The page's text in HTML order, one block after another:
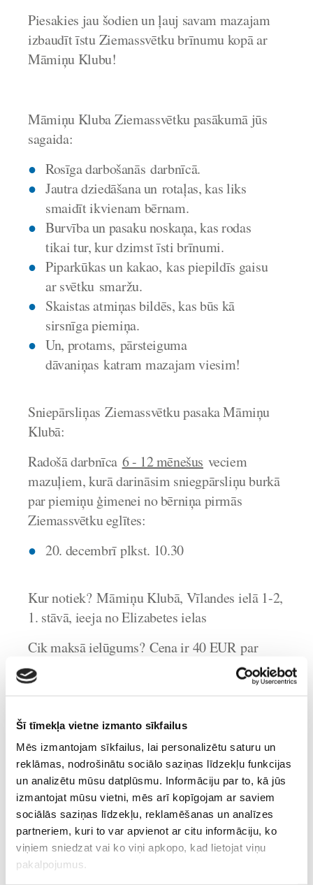
Šī tīmekļa vietne izmanto sīkfailus
Mēs izmantojam sīkfailus, lai personalizētu saturu un
reklāmas, nodrošinātu sociālo saziņas līdzekļu funkcijas
un analizētu mūsu datplūsmu. Informāciju par to, kā jūs
izmantojat mūsu vietni, mēs arī kopīgojam ar saviem
sociālās saziņas līdzekļu, reklamēšanas un analīzes
partneriem, kuri to var apvienot ar citu informāciju, ko
viņiem sniedzat vai ko viņi apkopo, kad lietojat viņu
pakalpojumus.
Piesakies jau šodien un ļauj savam mazajam
izbaudīt īstu Ziemassvētku brīnumu kopā ar
Māmiņu Klubu!
Māmiņu Kluba Ziemassvētku pasākumā jūs
sagaida:
Rosīga darbošanās darbnīcā.
Jautra dziedāšana un rotaļas, kas liks
smaidīt ikvienam bērnam.
Burvība un pasaku noskaņa, kas rodas
tikai tur, kur dzimst īsti brīnumi.
Piparkūkas un kakao, kas piepildīs gaisu
ar svētku smaržu.
Skaistas atmiņas bildēs, kas būs kā
sirsnīga piemiņa.
Un, protams, pārsteiguma
dāvaniņas katram mazajam viesim!
Sniepārsliņas Ziemassvētku pasaka Māmiņu
Klubā:
Radošā darbnīca 6 - 12 mēnešus veciem
mazuļiem, kurā darināsim sniegpārsliņu burkā
par piemiņu ģimenei no bērniņa pirmās
Ziemassvētku eglītes:
20. decembrī plkst. 10.30
Kur notiek?Māmiņu Klubā, Vīlandes ielā 1-2,
1. stāvā, ieeja no Elizabetes ielas
Cik maksā ielūgums?Cena ir 40 EUR par
ielūgumu bērnam (ar vienu ielūgumu uz
pasākumu var ierasties viens bērns kopā ar
Kas vēl būtu jāzina?
Aizpildot pieteikumu, komentārā norādiet
bērna vārdu, vecumu un pieaugušo skaitu, kas
piedalīsies pasākumā (ne vairāk par 2)
UZMANĪBU!